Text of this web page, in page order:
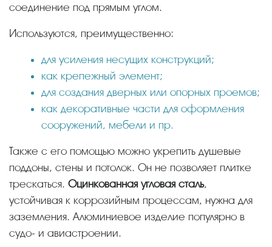
соединение под прямым углом.
Используются, преимущественно:
для усиления несущих конструкций;
как крепежный элемент;
для создания дверных или опорных проемов;
как декоративные части для оформления
сооружений, мебели и пр.
Также с его помощью можно укрепить душевые
поддоны, стены и потолок. Он не позволяет плитке
трескаться. Оцинкованная угловая сталь,
устойчивая к коррозийным процессам, нужна для
заземления. Алюминиевое изделие популярно в
судо- и авиастроении.